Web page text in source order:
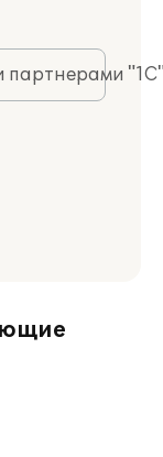
партнерами